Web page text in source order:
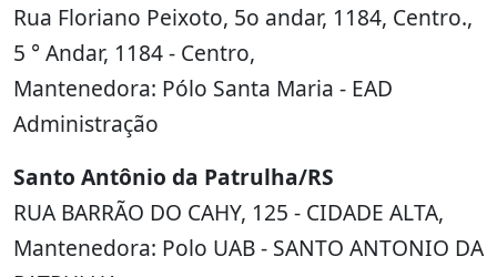
Rua Floriano Peixoto, 5o andar, 1184, Centro.,
5 ° Andar, 1184 - Centro,
Mantenedora: Pólo Santa Maria - EAD
Administração
Santo Antônio da Patrulha/RS
RUA BARRÃO DO CAHY, 125 - CIDADE ALTA,
Mantenedora: Polo UAB - SANTO ANTONIO DA